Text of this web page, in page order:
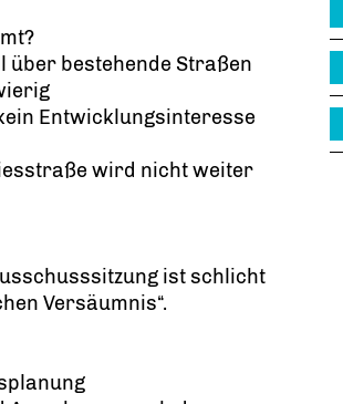
über bestehende Straßen
Entwicklungsinteresse
wird nicht weiter
ist schlicht
Versäumnis“.